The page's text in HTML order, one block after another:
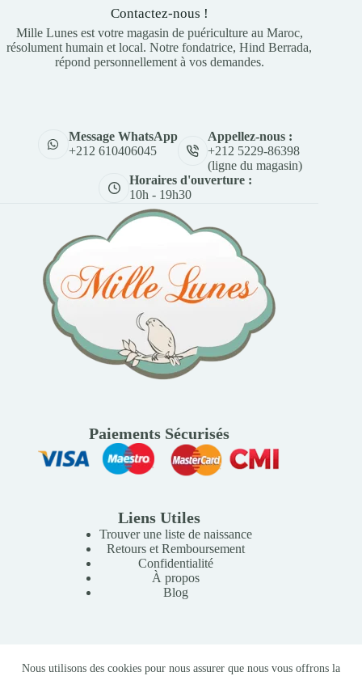
Nous utilisons des cookies pour nous assurer que nous vous offrons la
Contactez-nous !
Mille Lunes est votre magasin de puériculture au Maroc,
résolument humain et local. Notre fondatrice, Hind Berrada,
répond personnellement à vos demandes.
Message WhatsApp
+212 610406045
Appellez-nous :
+212 5229-86398
(ligne du magasin)
Horaires d'ouverture :
10h - 19h30
Paiements Sécurisés
Liens Utiles
Trouver une liste de naissance
Retours et Remboursement
Confidentialité
À propos
Blog
Copyright © 2026 Mille Lunes - Création du site :
Baptiste